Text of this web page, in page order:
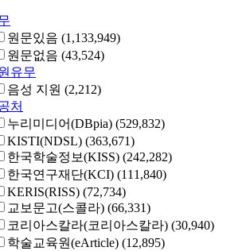
원문있음 (1,133,949)
원문없음 (43,524)
유무
음성 지원 (2,212)
처
누리미디어(DBpia) (529,832)
KISTI(NDSL) (363,671)
한국학술정보(KISS) (242,282)
한국연구재단(KCI) (111,840)
KERIS(RISS) (72,734)
교보문고(스콜라) (66,331)
코리아스칼라(코리아스칼라) (30,940)
학술교육원(eArticle) (12,895)